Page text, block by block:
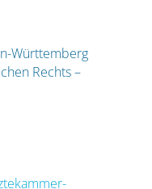
Württemberg
Rechts –